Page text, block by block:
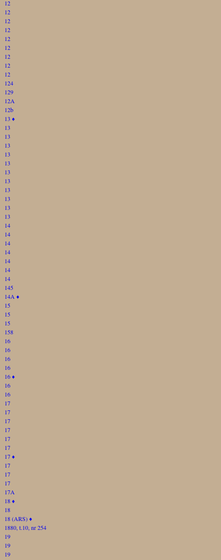
12
12
12
12
12
12
12
12
12
124
129
12A
12b
13 ♦
13
13
13
13
13
13
13
13
13
13
13
14
14
14
14
14
14
14
145
14A ♦
15
15
15
158
16
16
16
16
16♦
16
16
17
17
17
17
17
17
17♦
17
17
17
17A
18♦
18
18 (ARS)♦
1880, t.10, nr 254
19
19
19